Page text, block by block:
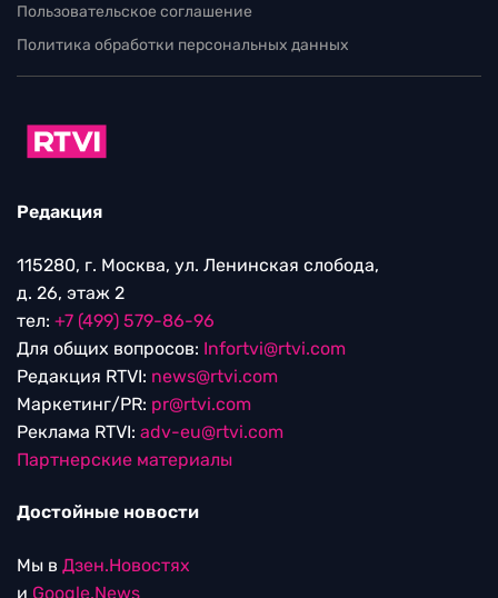
Пользовательское соглашение
Политика обработки персональных данных
Редакция
115280, г. Москва, ул. Ленинская слобода,
д. 26, этаж 2
тел: +7 (499) 579-86-96
Для общих вопросов: Infortvi@rtvi.com
Редакция RTVI: news@rtvi.com
Маркетинг/PR: pr@rtvi.com
Реклама RTVI: adv-eu@rtvi.com
Партнерские материалы
Достойные новости
Мы в Дзен.Новостях
и Google.News